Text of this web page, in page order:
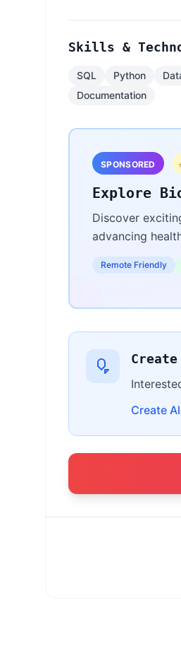
Skills &
SQL Python
Documentation
SPONSORED
Explore
Discover
advancing
Remote Friendly
Create